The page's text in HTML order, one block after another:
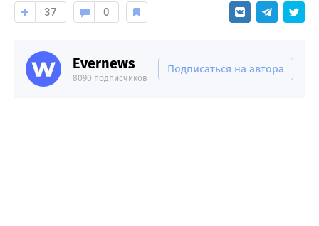
37 0
Evernews
8090 подписчиков
Подписаться на автора